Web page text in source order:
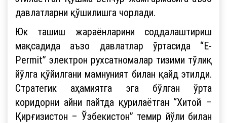
давлатларни қўшилишга чорлади.
Юк ташиш жараёнларини соддалаштириш
мақсадида аъзо давлатлар ўртасида “E-
Permit” электрон рухсатномалар тизими тўлиқ
йўлга қўйилгани мамнуният билан қайд этилди.
Стратегик аҳамиятга эга бўлган ўрта
коридорни айни пайтда қурилаётган “Хитой –
Қирғизистон – Ўзбекистон” темир йўли билан